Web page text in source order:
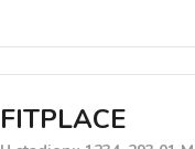
FITPLACE